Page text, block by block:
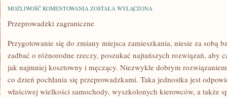
MOŻLIWOŚĆ KOMENTOWANIA WARSZAWA
JEJ
ZOSTAŁA WYŁĄCZONA
Przeprowadzki zagraniczne
Przygotowanie się do zmiany miejsca zamieszkania, niesie za sobą
zadbać o różnorodne rzeczy, poszukać najtańszych rozwiązań, aby
jak najmniej kosztowny i męczący. Niezwykle dobrym
co dzień pochłania się przeprowadzkami. Taka jednostka jest
właściwej wielkości samochody, wyszkolonych kierowców, a także